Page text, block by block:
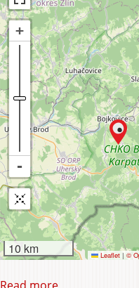
10 km Leaflet | ©